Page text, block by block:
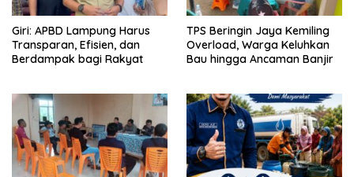
Giri: APBD Lampung Harus
Transparan, Efisien, dan
Berdampak bagi Rakyat
TPS Beringin Jaya Kemiling
Overload, Warga Keluhkan
Bau hingga Ancaman Banjir